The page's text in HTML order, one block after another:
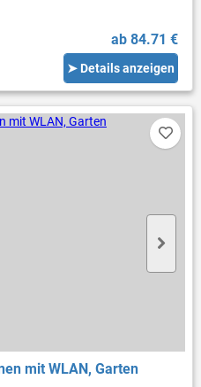
ab 84.71 €
➤ Details anzeigen
mit WLAN, Garten